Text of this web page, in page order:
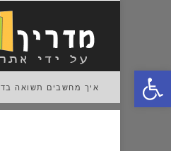
פתח סרגל נגישותאיך מחשבים תשואה